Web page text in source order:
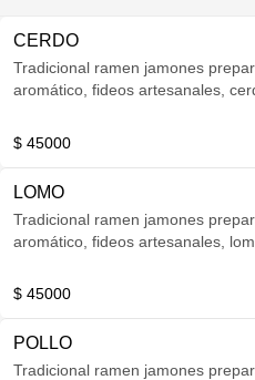
CERDO
Tradicional ramen jamones
aromático, fideos artesanales,
$ 45000
LOMO
Tradicional ramen jamones
aromático, fideos artesanales,
$ 45000
POLLO
Tradicional ramen jamones